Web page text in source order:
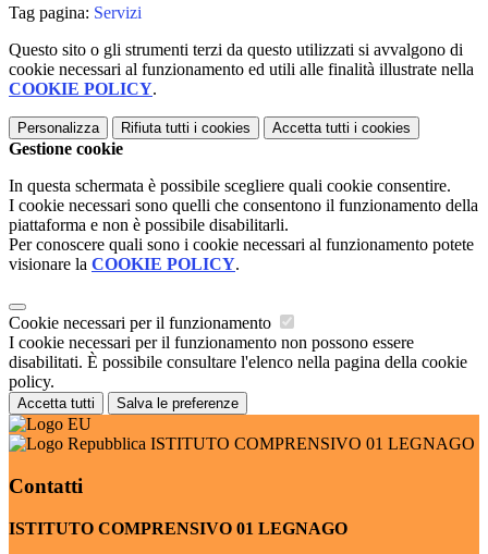
Tag pagina: Servizi
Questo sito o gli strumenti terzi da questo utilizzati si avvalgono di
cookie necessari al funzionamento ed utili alle finalità illustrate nella
COOKIE POLICY.
Personalizza Rifiuta tutti i cookies Accetta tutti i cookies
Gestione cookie
In questa schermata è possibile scegliere quali cookie consentire.
I cookie necessari sono quelli che consentono il funzionamento della
piattaforma e non è possibile disabilitarli.
Per conoscere quali sono i cookie necessari al funzionamento potete
visionare la COOKIE POLICY.
Cookie necessari per il funzionamento
I cookie necessari per il funzionamento non possono essere
disabilitati. È possibile consultare l'elenco nella pagina della cookie
policy.
Accetta tutti Salva le preferenze
ISTITUTO COMPRENSIVO 01 LEGNAGO
Contatti
ISTITUTO COMPRENSIVO 01 LEGNAGO